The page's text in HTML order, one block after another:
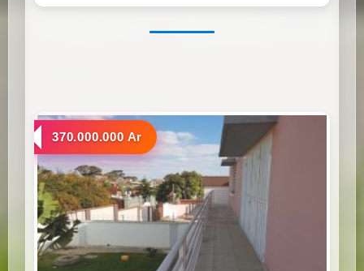
a vendre
370.000.000 Ar